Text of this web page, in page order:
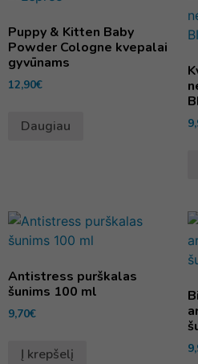
Puppy & Kitten Baby
Powder Cologne kvepalai
gyvūnams
12,90€
Daugiau
Antistress purškalas
šunims 100 ml
9,70€
Į krepšelį